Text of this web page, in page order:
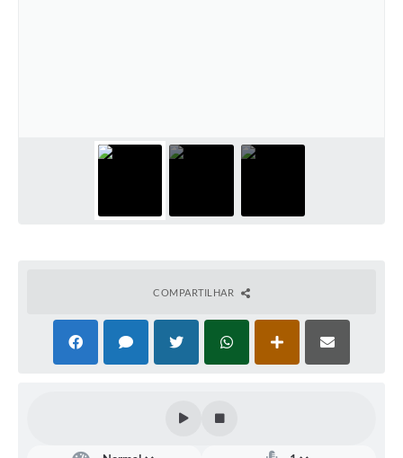
Associação dos Servidores Públicos Municipais de
Vinhedo
COMPARTILHAR